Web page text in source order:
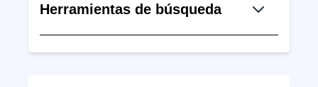
Herramientas de búsqueda